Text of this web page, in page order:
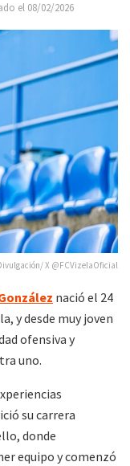
el 08/02/2026
X @FCVizelaOficial
nació el 24
y desde muy joven
ofensiva y
uno.
su carrera
donde
equipo y comenzó